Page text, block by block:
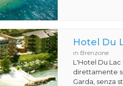
Hotel Du
in Brenzone
L'Hotel Du
direttamente
Garda, senza